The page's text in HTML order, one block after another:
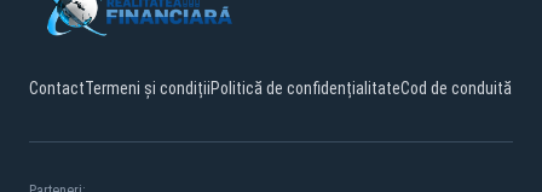
ContactTermeni și condițiiPolitică de confidențialitateCod de conduită